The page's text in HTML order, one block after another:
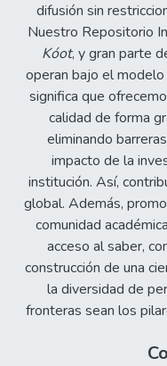
difusión sin
Nuestro Repositorio
Kóot, y gran parte
operan bajo el
significa que
calidad de forma
eliminando
impacto de la
institución. Así,
global. Además,
comunidad
acceso al saber,
construcción de una
la diversidad de
fronteras sean los